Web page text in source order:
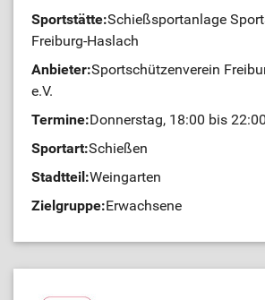
Sportstätte:Schießsportanlage
Freiburg-Haslach
Anbieter:Sportschützenverein
e.V.
Termine:Donnerstag, 18:00 bis 22:00
Sportart:Schießen
Stadtteil:Weingarten
Zielgruppe:Erwachsene